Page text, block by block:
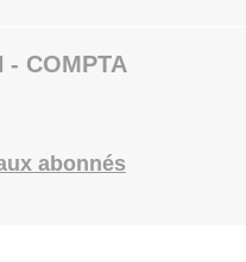
- COMPTA
abonnés